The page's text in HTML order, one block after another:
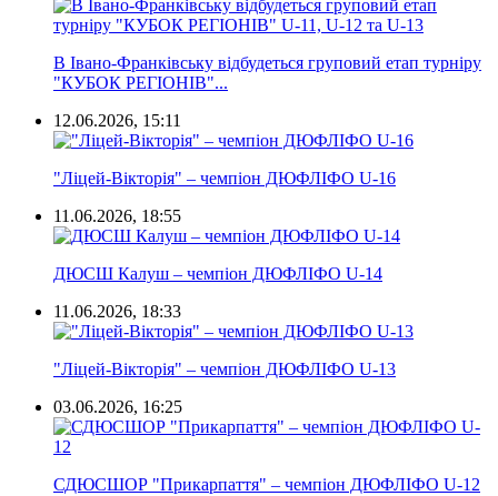
В Івано-Франківську відбудеться груповий етап турніру
"КУБОК РЕГІОНІВ"...
12.06.2026, 15:11
"Ліцей-Вікторія" – чемпіон ДЮФЛІФО U-16
11.06.2026, 18:55
ДЮСШ Калуш – чемпіон ДЮФЛІФО U-14
11.06.2026, 18:33
"Ліцей-Вікторія" – чемпіон ДЮФЛІФО U-13
03.06.2026, 16:25
СДЮСШОР "Прикарпаття" – чемпіон ДЮФЛІФО U-12